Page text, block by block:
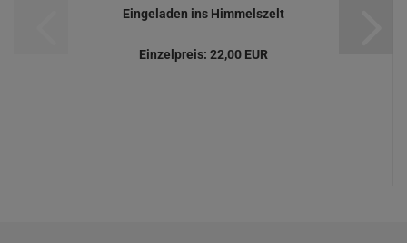
Eingeladen ins Himmelszelt
Einzelpreis: 22,00 EUR